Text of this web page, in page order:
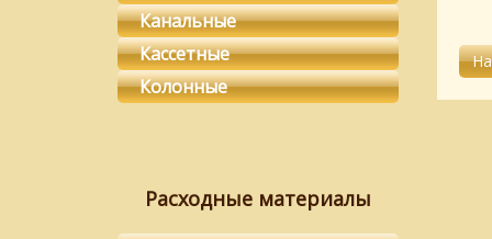
Канальные
Кассетные
Колонные
Расходные материалы